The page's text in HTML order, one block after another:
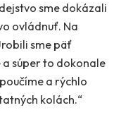
sme dokázali
ovládnuť. Na
sme päť
súper to dokonale
a rýchlo
kolách.“